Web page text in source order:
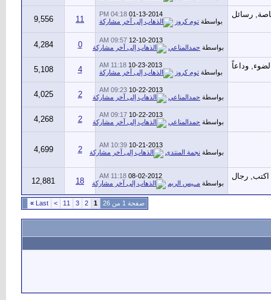
01-13-2014
04:18 PM
بواسطة توم كروز 11
9,556
12-10-2013
09:57 AM
بواسطة حمدالمناعي 0
4,284
10-23-2013
11:18 AM
بواسطة توم كروز 4
5,108
10-22-2013
09:23 AM
بواسطة حمدالمناعي 2
4,025
10-22-2013
09:17 AM
بواسطة حمدالمناعي 2
4,268
10-21-2013
10:39 AM
بواسطة نجمة المنتدى 2
4,699
08-02-2012
11:18 AM
بواسطة مــيس الريم 18
12,881
صفحة 1 من 26 1
2
3
11
>
Last
»